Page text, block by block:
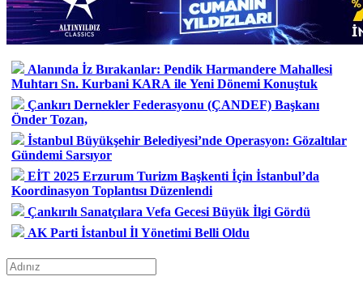
Alanında İz Bırakanlar: Pendik Harmandere Mahallesi
Muhtarı Sn. Kurbani KARA ile Yeni Dönemi Konuştuk
Çankırı Dernekler Federasyonu (ÇANDEF) Başkanı
Önder Tozan,
İstanbul Büyükşehir Belediyesi’nde Operasyon: Gözaltılar
Gündemi Sarsıyor
EİT 2025 Erzurum Turizm Başkenti İçin İstanbul’da
Koordinasyon Toplantısı Düzenlendi
Çankırılı Sanatçılara Vefa Gecesi Büyük İlgi Gördü
AK Parti İstanbul İl Yönetimi Belli Oldu